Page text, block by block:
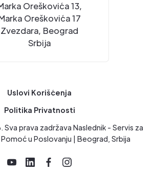
Oreškovića 13,
Oreškovića 17
Zvezdara, Beograd
Srbija
Uslovi Korišćenja
Politika Privatnosti
. Sva prava zadržava Naslednik - Servis za
u Poslovanju | Beograd, Srbija